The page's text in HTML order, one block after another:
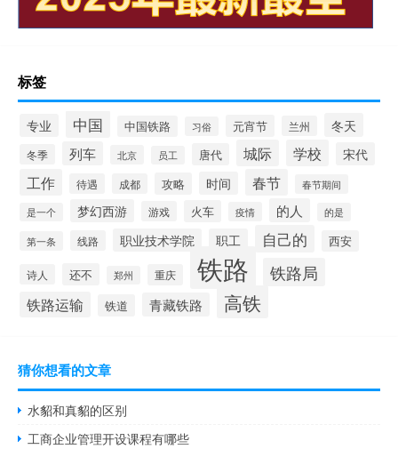
标签
专业 中国 中国铁路 习俗 元宵节 兰州 冬天
冬季 列车 北京 员工 唐代 城际 学校 宋代
工作 待遇 成都 攻略 时间 春节 春节期间
是一个 梦幻西游 游戏 火车 疫情 的人 的是
第一条 线路 职业技术学院 职工 自己的 西安
诗人 还不 郑州 重庆 铁路 铁路局
铁路运输 铁道 青藏铁路 高铁
猜你想看的文章
水貂和真貂的区别
工商企业管理开设课程有哪些